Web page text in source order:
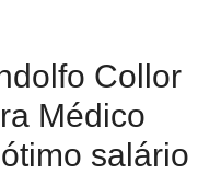
Collor
Médico
salário